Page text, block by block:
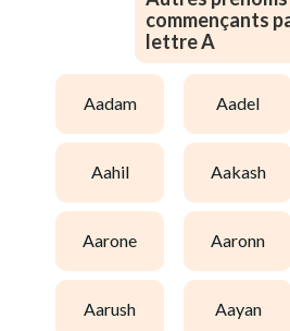
commençants
lettre A
aadam aadel
aahil aakash
aarone aaronn
aarush aayan